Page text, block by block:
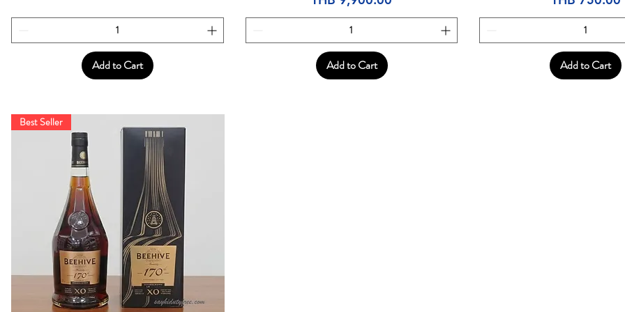
Add to Cart Add to Cart Add to Cart
Best Seller